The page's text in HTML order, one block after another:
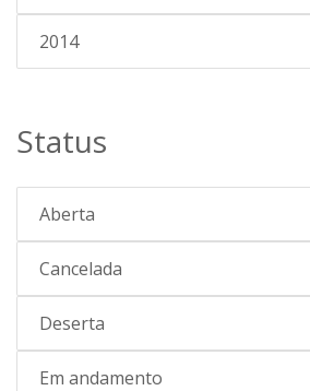
2014
Status
Aberta
Cancelada
Deserta
Em andamento